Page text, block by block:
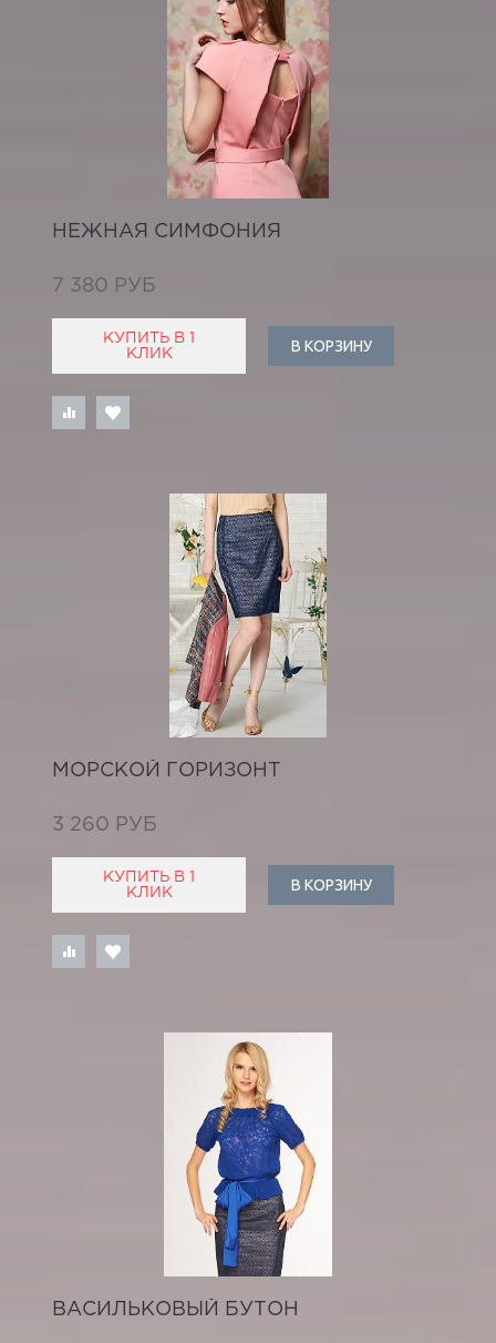
НЕЖНАЯ СИМФОНИЯ
7 380 РУБ
КУПИТЬ В 1
КЛИК
В КОРЗИНУ
МОРСКОЙ ГОРИЗОНТ
3 260 РУБ
КУПИТЬ В 1
КЛИК
В КОРЗИНУ
ВАСИЛЬКОВЫЙ БУТОН